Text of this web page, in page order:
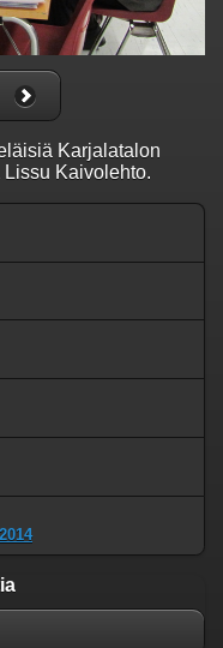
Karjalatalon
Kaivolehto.